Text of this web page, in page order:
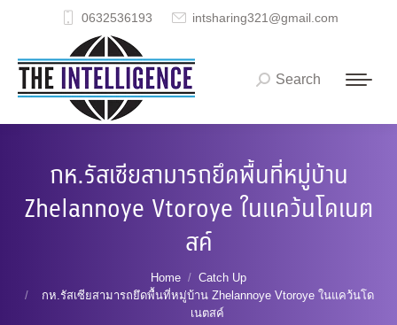
0632536193 intsharing321@gmail.com
Search:
Search
กห.รัสเซียสามารถยึดพื้นที่หมู่บ้าน
Zhelannoye Vtoroye ในแคว้นโดเนต
สค์
Home
Catch Up
กห.รัสเซียสามารถยึดพื้นที่หมู่บ้าน Zhelannoye Vtoroye ในแคว้นโด
เนตสค์